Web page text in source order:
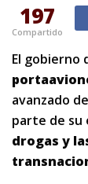
197
Compartido
El gobierno
avanzado
parte de su
drogas y